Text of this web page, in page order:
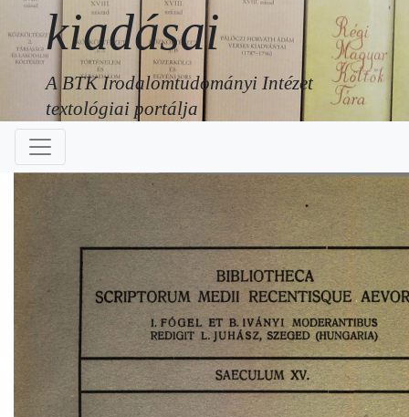
kiadásai
A BTK Irodalomtudományi Intézet
textológiai portálja
BIBLIOTHECA
SCRIPTORUM MEDII RECENTISQUE
1. FÓGEL ET B. IVÁNYI
MODERANTIBUS
REDIGIT L. JUHÁSZ, SZEGED (HUNGARIA)
SAECULUM XV.
'